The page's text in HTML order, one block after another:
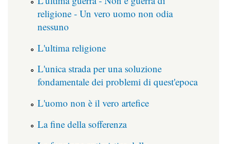
religione - Un vero uomo non odia
nessuno
L'ultima religione
L'unica strada per una soluzione
fondamentale dei problemi di quest'epoca
L'uomo non è il vero artefice
La fine della sofferenza